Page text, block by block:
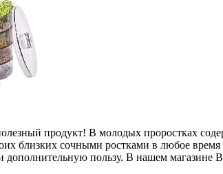
продукт! В молодых проростках
близких сочными ростками в любое
пользу. В нашем магазине